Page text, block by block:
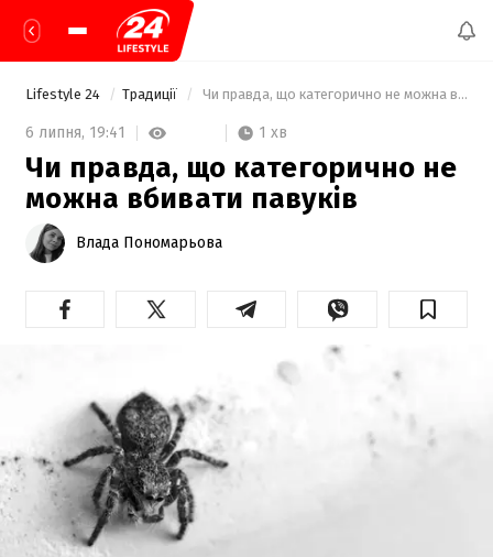
Lifestyle 24 Традиції Чи правда, що категорично не можна вбивати павуків
6 липня, 19:41 1 хв
Чи правда, що категорично не
можна вбивати павуків
Влада Пономарьова